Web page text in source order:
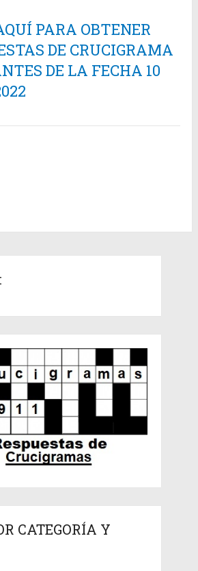
PARA OBTENER
DE CRUCIGRAMA
DE LA FECHA 10
CATEGORÍA Y